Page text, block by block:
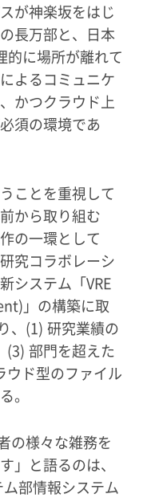
が神楽坂をはじ
長万部と、日本
的に場所が離れて
よるコミュニケ
かつクラウド上
須の環境であ
ことを重視して
から取り組む
の一環として
究コラボレーシ
システム「VRE
」の構築に取
、(1) 研究業績の
(3) 部門を超えた
ウド型のファイル
。
の様々な雑務を
」と語るのは、
部情報システム